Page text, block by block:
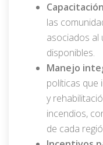
las
asociados al
disponibles.
Manejo
políticas que
y
incendios,
de cada